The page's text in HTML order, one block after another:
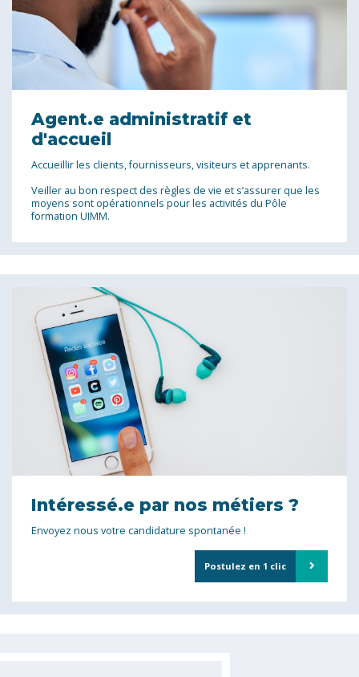
Agent.e administratif et
d'accueil
Accueillir les clients, fournisseurs, visiteurs et apprenants.
Veiller au bon respect des règles de vie et s’assurer que les
moyens sont opérationnels pour les activités du Pôle
formation UIMM.
Intéressé.e par nos métiers ?
Envoyez nous votre candidature spontanée !
Postulez en 1 clic